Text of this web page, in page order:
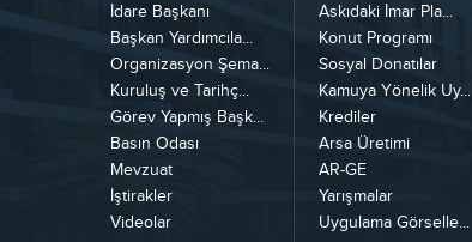
İdare Başkanı
Başkan Yardımcıla...
Organizasyon Şema...
Kuruluş ve Tarihç...
Görev Yapmış Başk...
Basın Odası
Mevzuat
İştirakler
Videolar
Askıdaki İmar Pla...
Konut Programı
Sosyal Donatılar
Kamuya Yönelik Uy...
Krediler
Arsa Üretimi
AR-GE
Yarışmalar
Uygulama Görselle...